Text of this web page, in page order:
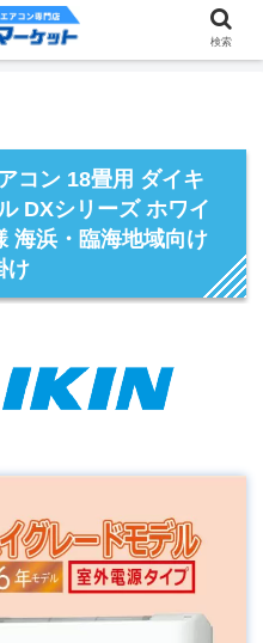
コン 18畳用 ダイキ
DXシリーズ ホワイ
海浜・臨海地域向け
け
検索